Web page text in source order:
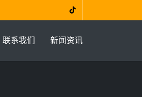
联系我们 新闻资讯